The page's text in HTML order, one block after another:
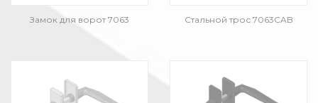
Замок для ворот 7063 Стальной трос 7063CAB